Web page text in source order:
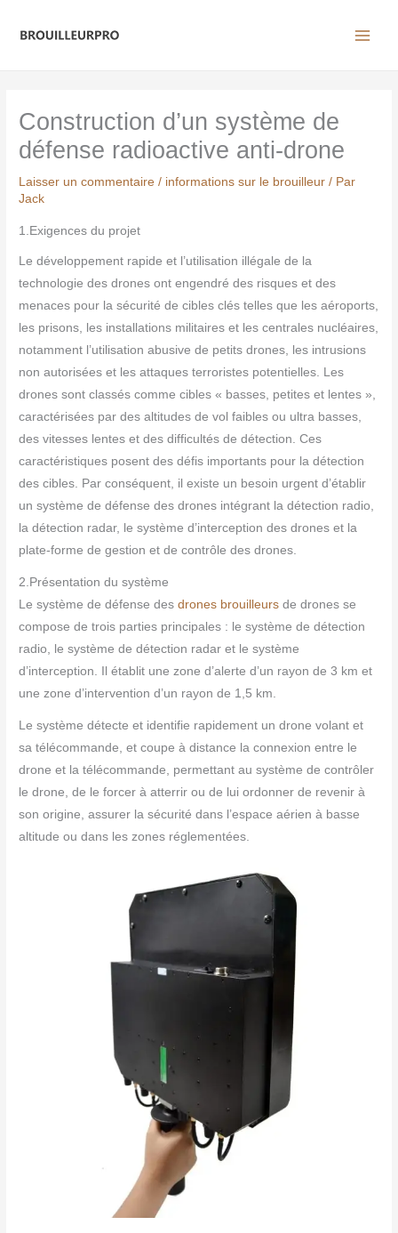
Construction d’un système de
défense radioactive anti-drone
Laisser un commentaire / informations sur le brouilleur / Par
Jack
1.Exigences du projet
Le développement rapide et l’utilisation illégale de la
technologie des drones ont engendré des risques et des
menaces pour la sécurité de cibles clés telles que les aéroports,
les prisons, les installations militaires et les centrales nucléaires,
notamment l’utilisation abusive de petits drones, les intrusions
non autorisées et les attaques terroristes potentielles. Les
drones sont classés comme cibles « basses, petites et lentes »,
caractérisées par des altitudes de vol faibles ou ultra basses,
des vitesses lentes et des difficultés de détection. Ces
caractéristiques posent des défis importants pour la détection
des cibles. Par conséquent, il existe un besoin urgent d’établir
un système de défense des drones intégrant la détection radio,
la détection radar, le système d’interception des drones et la
plate-forme de gestion et de contrôle des drones.
2.Présentation du système
Le système de défense desdrones brouilleurs de drones se
compose de trois parties principales : le système de détection
radio, le système de détection radar et le système
d’interception. Il établit une zone d’alerte d’un rayon de 3 km et
une zone d’intervention d’un rayon de 1,5 km.
Le système détecte et identifie rapidement un drone volant et
sa télécommande, et coupe à distance la connexion entre le
drone et la télécommande, permettant au système de contrôler
le drone, de le forcer à atterrir ou de lui ordonner de revenir à
son origine, assurer la sécurité dans l’espace aérien à basse
altitude ou dans les zones réglementées.